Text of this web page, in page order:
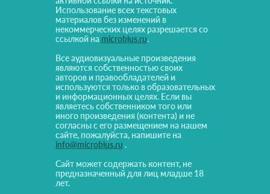
Использование всех текстовых
материалов без изменений в
некоммерческих целях разрешается со
ссылкой на microbius.ru.
Все аудиовизуальные произведения
являются собственностью своих
авторов и правообладателей и
используются только в образовательных
и информационных целях. Если вы
являетесь собственником того или
иного произведения (контента) и не
согласны с его размещением на нашем
сайте, пожалуйста, напишите на
info@microbius.ru .
Сайт может содержать контент, не
предназначенный для лиц младше 18
лет.